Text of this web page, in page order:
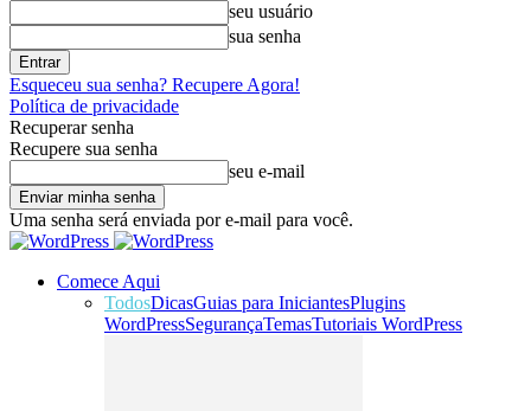
seu usuário
sua senha
Esqueceu sua senha? Recupere Agora!
Política de privacidade
Recuperar senha
Recupere sua senha
seu e-mail
Uma senha será enviada por e-mail para você.
Comece Aqui
TodosDicasGuias para IniciantesPlugins
WordPressSegurançaTemasTutoriais WordPress